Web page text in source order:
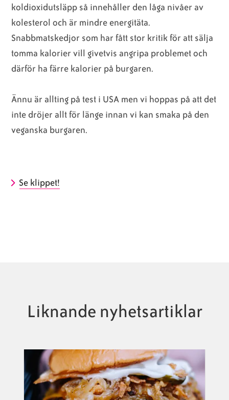
koldioxidutsläpp så innehåller den låga nivåer av
kolesterol och är mindre energitäta.
Snabbmatskedjor som har fått stor kritik för att sälja
tomma kalorier vill givetvis angripa problemet och
därför ha färre kalorier på burgaren.
Ännu är allting på test i USA men vi hoppas på att det
inte dröjer allt för länge innan vi kan smaka på den
veganska burgaren.
Se klippet!
Liknande nyhetsartiklar